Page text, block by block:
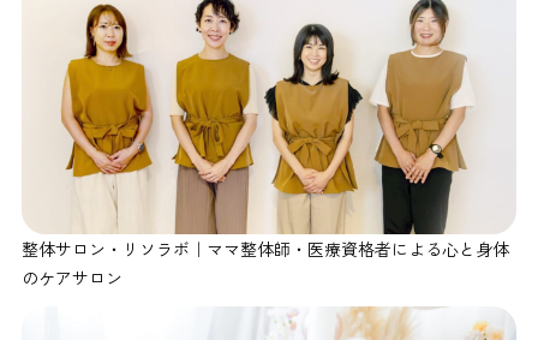
整体サロン・リソラボ｜ママ整体師・医療資格者による心と身体
のケアサロン